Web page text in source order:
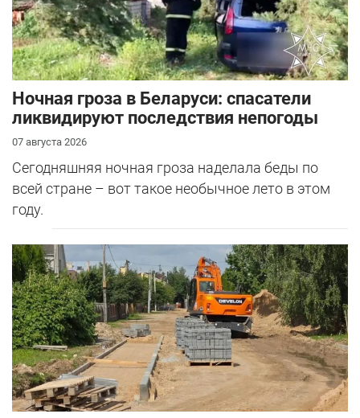
Ночная гроза в Беларуси: спасатели
ликвидируют последствия непогоды
07 августа 2026
Сегодняшняя ночная гроза наделала беды по
всей стране – вот такое необычное лето в этом
году.